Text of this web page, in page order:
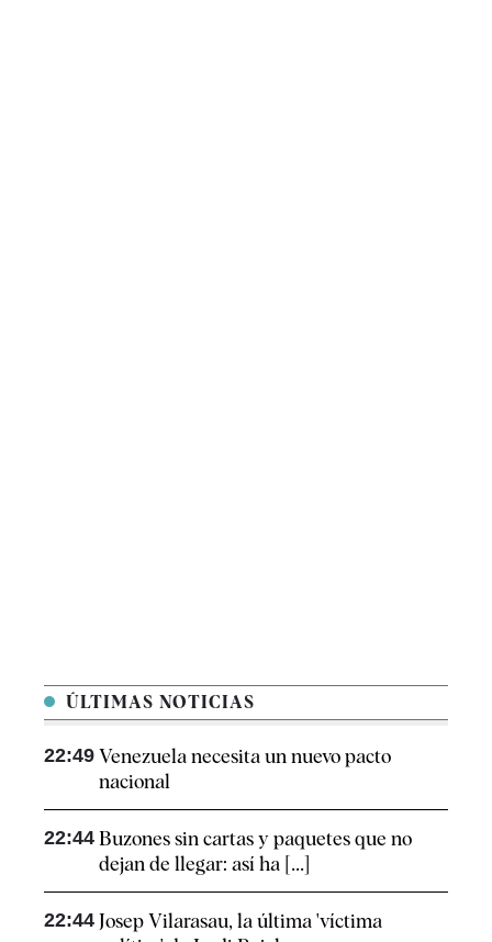
ÚLTIMAS NOTICIAS
22:49 Venezuela necesita un nuevo pacto
nacional
22:44 Buzones sin cartas y paquetes que no
dejan de llegar: así ha [...]
22:44 Josep Vilarasau, la última 'víctima